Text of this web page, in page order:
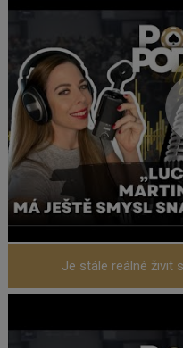
Je stále reálné živit